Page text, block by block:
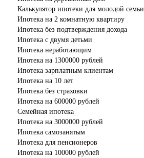
Калькулятор ипотеки для молодой семьи
Ипотека на 2 комнатную квартиру
Ипотека без подтверждения дохода
Ипотека с двумя детьми
Ипотека неработающим
Ипотека на 1300000 рублей
Ипотека зарплатным клиентам
Ипотека на 10 лет
Ипотека без страховки
Ипотека на 600000 рублей
Семейная ипотека
Ипотека на 3000000 рублей
Ипотека самозанятым
Ипотека для пенсионеров
Ипотека на 100000 рублей